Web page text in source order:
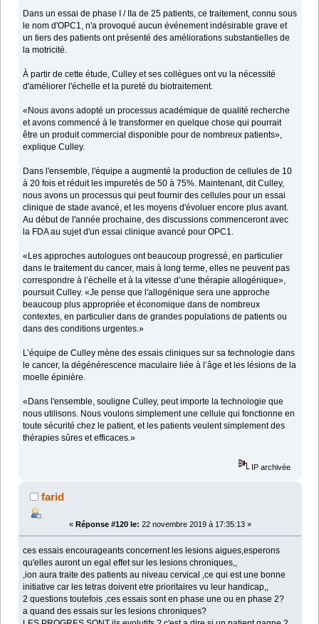
Dans un essai de phase I / IIa de 25 patients, ce traitement, connu sous
le nom d'OPC1, n'a provoqué aucun événement indésirable grave et
un tiers des patients ont présenté des améliorations substantielles de
la motricité.
À partir de cette étude, Culley et ses collègues ont vu la nécessité
d'améliorer l'échelle et la pureté du biotraitement.
«Nous avons adopté un processus académique de qualité recherche
et avons commencé à le transformer en quelque chose qui pourrait
être un produit commercial disponible pour de nombreux patients»,
explique Culley.
Dans l'ensemble, l'équipe a augmenté la production de cellules de 10
à 20 fois et réduit les impuretés de 50 à 75%. Maintenant, dit Culley,
nous avons un processus qui peut fournir des cellules pour un essai
clinique de stade avancé, et les moyens d'évoluer encore plus avant.
Au début de l'année prochaine, des discussions commenceront avec
la FDA au sujet d'un essai clinique avancé pour OPC1.
«Les approches autologues ont beaucoup progressé, en particulier
dans le traitement du cancer, mais à long terme, elles ne peuvent pas
correspondre à l’échelle et à la vitesse d’une thérapie allogénique»,
poursuit Culley. «Je pense que l'allogénique sera une approche
beaucoup plus appropriée et économique dans de nombreux
contextes, en particulier dans de grandes populations de patients ou
dans des conditions urgentes.»
L’équipe de Culley mène des essais cliniques sur sa technologie dans
le cancer, la dégénérescence maculaire liée à l’âge et les lésions de la
moelle épinière.
«Dans l'ensemble, souligne Culley, peut importe la technologie que
nous utilisons. Nous voulons simplement une cellule qui fonctionne en
toute sécurité chez le patient, et les patients veulent simplement des
thérapies sûres et efficaces.»
IP archivée
farid
« Réponse #120 le: 22 novembre 2019 à 17:35:13 »
ces essais encourageants concernent les lesions aigues,esperons
qu'elles auront un egal effet sur les lesions chroniques,,
,ion aura traite des patients au niveau cervical ,ce qui est une bonne
initiative car les tetras doivent etre prioritaires vu leur handicap,,
2 questions toutefois ,ces essais sont en phase une ou en phase 2?
a quand des essais sur les lesions chroniques?